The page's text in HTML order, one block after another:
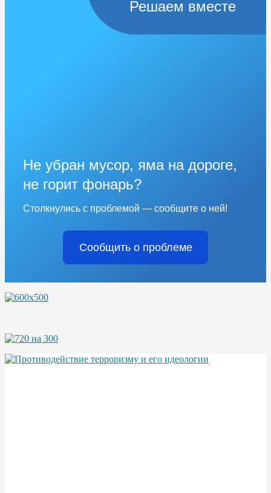
Решаем вместе
Не убран мусор, яма на дороге,
не горит фонарь?
Столкнулись с проблемой — сообщите о ней!
Сообщить о проблеме